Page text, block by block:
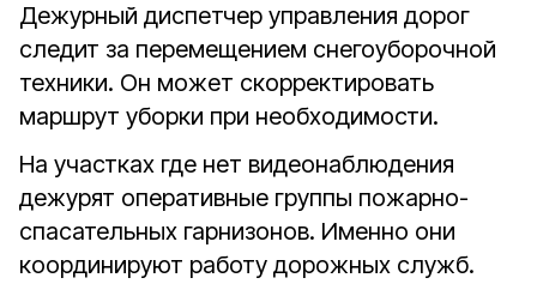
Дежурный диспетчер управления дорог
следит за перемещением снегоуборочной
техники. Он может скорректировать
маршрут уборки при необходимости.
На участках где нет видеонаблюдения
дежурят оперативные группы пожарно-
спасательных гарнизонов. Именно они
координируют работу дорожных служб.